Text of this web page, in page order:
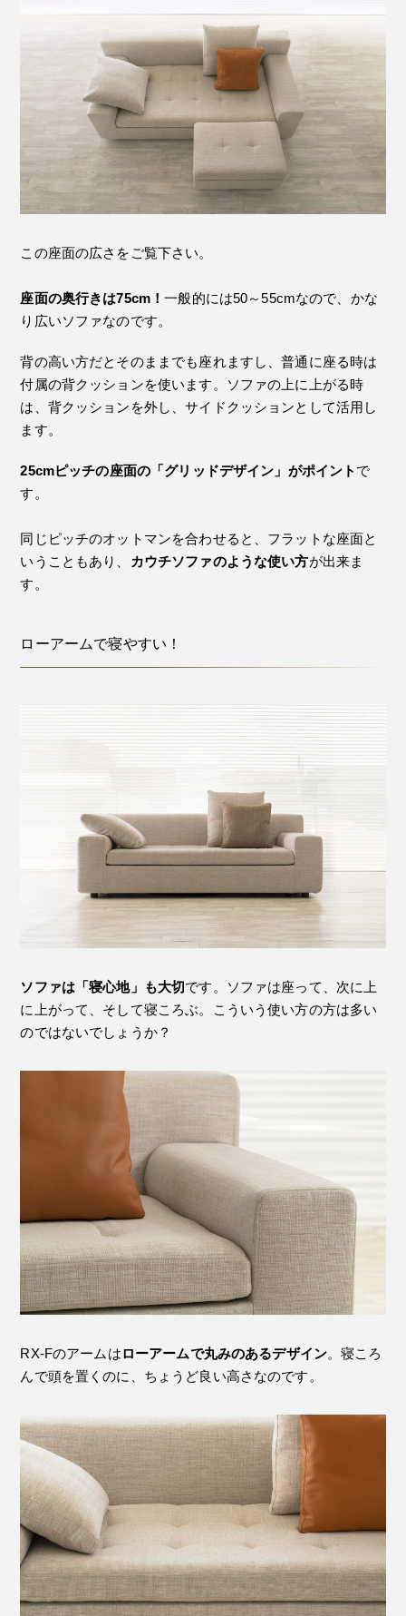
この座面の広さをご覧下さい。
座面の奥行きは75cm！一般的には50～55cmなので、かな
り広いソファなのです。
背の高い方だとそのままでも座れますし、普通に座る時は
付属の背クッションを使います。ソファの上に上がる時
は、背クッションを外し、サイドクッションとして活用し
ます。
25cmピッチの座面の「グリッドデザイン」がポイント で
す。
同じピッチのオットマンを合わせると、フラットな座面と
いうこともあり、
カウチソファのような使い方が出来ま
す。
ローアームで寝やすい！
ソファは「寝心地」も大切です。ソファは座って、次に上
に上がって、そして寝ころぶ。こういう使い方の方は多い
のではないでしょうか？
RX-Fのアームはローアームで丸みのあるデザイン。寝ころ
んで頭を置くのに、ちょうど良い高さなのです。